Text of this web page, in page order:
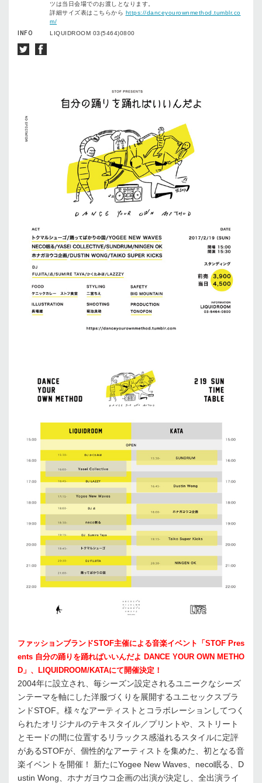
ツは当日会場でのお渡しとなります。
詳細サイズ表はこちらから https://danceyourownmethod.tumblr.co
m/
INFO
LIQUIDROOM 03(5464)0800
ファッションブランドSTOF主催による音楽イベント「STOF Pres
ents 自分の踊りを踊ればいいんだよ DANCE YOUR OWN METHO
D」、LIQUIDROOM/KATAにて開催決定！
2004年に設立され、毎シーズン設定されるユニークなシーズ
ンテーマを軸にした洋服づくりを展開するユニセックスブラ
ンドSTOF。様々なアーティストとコラボレーションしてつく
られたオリジナルのテキスタイル／プリントや、ストリート
とモードの間に位置するリラックス感溢れるスタイルに定評
があるSTOFが、個性的なアーティストを集めた、初となる音
楽イベントを開催！ 新たにYogee New Waves、neco眠る、D
ustin Wong、ホナガヨウコ企画の出演が決定し、全出演ライ